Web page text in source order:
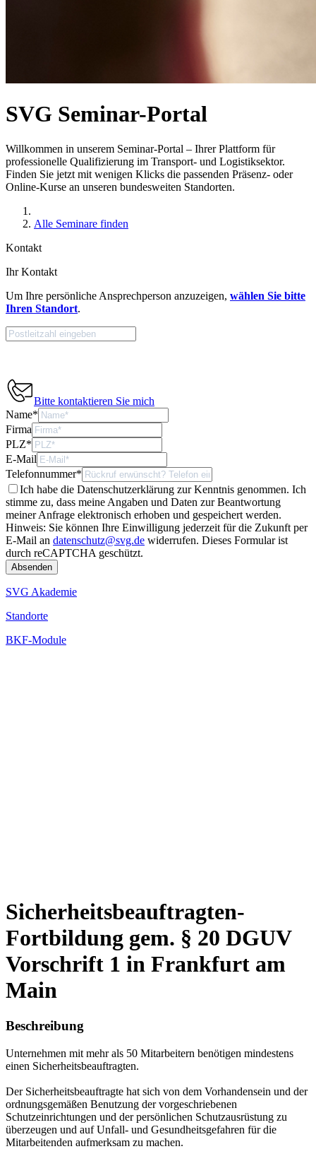
SVG Seminar-Portal
Willkommen in unserem Seminar-Portal – Ihrer Plattform für
professionelle Qualifizierung im Transport- und Logistiksektor.
Finden Sie jetzt mit wenigen Klicks die passenden Präsenz- oder
Online-Kurse an unseren bundesweiten Standorten.
Alle Seminare finden
Kontakt
Ihr Kontakt
Um Ihre persönliche Ansprechperson anzuzeigen, wählen Sie bitte
Ihren Standort.
Bitte kontaktieren Sie mich
Name*
Firma
PLZ*
E-Mail
Telefonnummer*
Ich habe die Datenschutzerklärung zur Kenntnis genommen. Ich
stimme zu, dass meine Angaben und Daten zur Beantwortung
meiner Anfrage elektronisch erhoben und gespeichert werden.
Hinweis: Sie können Ihre Einwilligung jederzeit für die Zukunft per
E-Mail an datenschutz@svg.de widerrufen. Dieses Formular ist
durch reCAPTCHA geschützt.
SVG Akademie
Standorte
BKF-Module
Sicherheitsbeauftragten-
Fortbildung gem. § 20 DGUV
Vorschrift 1 in Frankfurt am
Main
Beschreibung
Unternehmen mit mehr als 50 Mitarbeitern benötigen mindestens
einen Sicherheitsbeauftragten.
Der Sicherheitsbeauftragte hat sich von dem Vorhandensein und der
ordnungsgemäßen Benutzung der vorgeschriebenen
Schutzeinrichtungen und der persönlichen Schutzausrüstung zu
überzeugen und auf Unfall- und Gesundheitsgefahren für die
Mitarbeitenden aufmerksam zu machen.